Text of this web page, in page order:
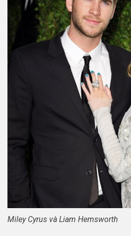
Miley Cyrus và Liam Hemsworth